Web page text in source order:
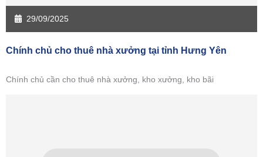
29/09/2025
Chính chủ cho thuê nhà xưởng tại tỉnh Hưng Yên
Chính chủ cần cho thuê nhà xưởng, kho xưởng, kho bãi